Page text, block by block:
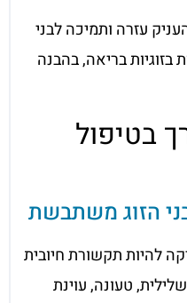
עזרה ותמיכה לבני
בזוגיות בריאה, בהבנה
בטיפול
הזוג משתבשת
להיות תקשורת חיובית
טעונה, עוינת